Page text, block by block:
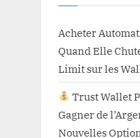
Acheter
Quand Elle
Limit sur les
Trust Wallet
Gagner de
Nouvelles